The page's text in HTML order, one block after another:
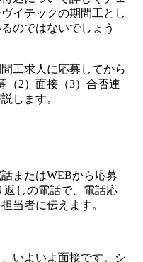
イテックの期間工とし
のではないでしょう
工求人に応募してから
（2）面接（3）合否連
します。
またはWEBから応募
返しの電話で、電話応
当者に伝えます。
いよいよ面接です。シ